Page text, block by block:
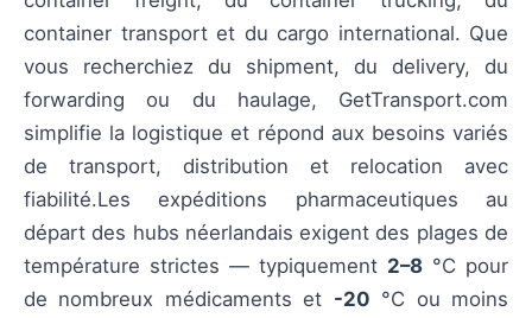
container transport et du cargo international. Que
vous recherchiez du shipment, du delivery, du
forwarding ou du haulage, GetTransport.com
simplifie la logistique et répond aux besoins variés
de transport, distribution et relocation avec
fiabilité.Les expéditions pharmaceutiques au
départ des hubs néerlandais exigent des plages de
température strictes — typiquement 2–8 °C pour
de nombreux médicaments et -20 °C ou moins